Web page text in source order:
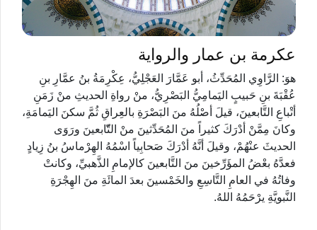
عكرمة بن عمار والرواية
هوَ: الرَّاوِي المُحَدِّثُ، أبو عَمَّارَ العَجْلِيُّ، عِكْرِمَةُ بنُ عمَّارِ بنِ
عُقْبَةَ بنِ حَبيبٍ اليَمامِيُّ البَصْرِيُّ، منْ رواةِ الحديثِ منْ زَمَنِ
أتْباعِ التَّابعينَ، قيلَ أصْلُهُ منَ البَصْرَةِ بالعِراقِ ثُمَّ سكنَ اليَمامَةِ،
وكانَ مِمَّنْ أدْرَكَ كثيراً منَ المُحَدِّثينَ منْ التّّابعينَ ورَوَى
الحديثَ عنْهُمْ، وقيلَ أنَّهُ أدْرَكَ صَحابِياً اسْمُهُ الهِرْماسُ بنُ زِيادٍ
فعدَّهُ بعْضُ المؤَرِّخينَ منَ التَّابعينَ كالإمامِ الذَّهبيِّ، وكانتْ
وفاتُهُ في العامِ التَّاسِعِ والخَمْسينَ بعدَ المائَةِ منَ الهِجْرَةِ
النَّبويَّةِ يرْحَمُهُ اللهُ.